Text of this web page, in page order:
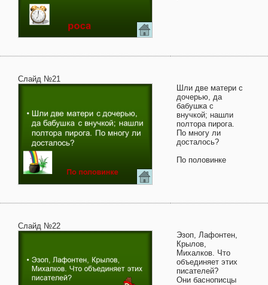
Слайд №21
Шли две матери с
дочерью, да
бабушка с
внучкой; нашли
полтора пирога.
По многу ли
досталось?
По половинке
Слайд №22
Эзоп, Лафонтен,
Крылов,
Михалков. Что
объединяет этих
писателей?
Они баснописцы